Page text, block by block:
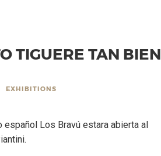
TIGUERE TAN BIEN
EXHIBITIONS
español Los Bravú estara abierta al